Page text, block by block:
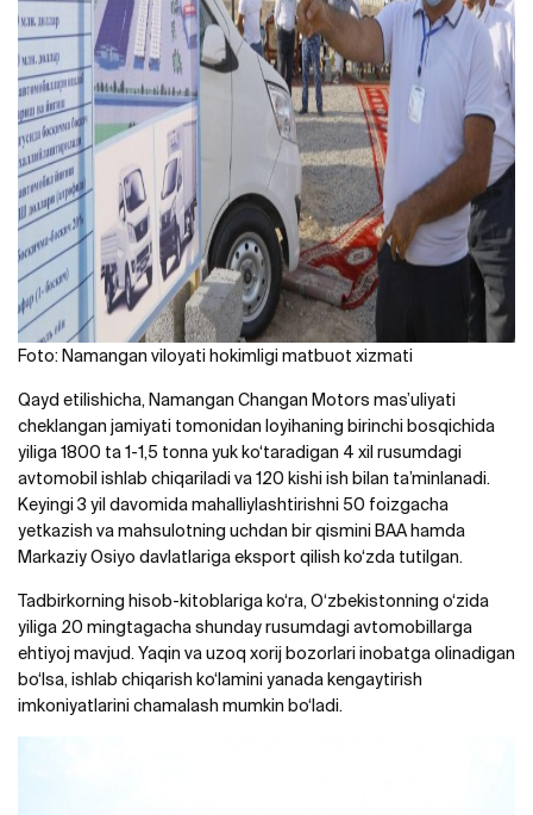
Foto: Namangan viloyati hokimligi matbuot xizmati
Qayd etilishicha, Namangan Changan Motors mas’uliyati
cheklangan jamiyati tomonidan loyihaning birinchi bosqichida
yiliga 1800 ta 1-1,5 tonna yuk ko‘taradigan 4 xil rusumdagi
avtomobil ishlab chiqariladi va 120 kishi ish bilan ta’minlanadi.
Keyingi 3 yil davomida mahalliylashtirishni 50 foizgacha
yetkazish va mahsulotning uchdan bir qismini BAA hamda
Markaziy Osiyo davlatlariga eksport qilish ko‘zda tutilgan.
Tadbirkorning hisob-kitoblariga ko‘ra, O‘zbekistonning o‘zida
yiliga 20 mingtagacha shunday rusumdagi avtomobillarga
ehtiyoj mavjud. Yaqin va uzoq xorij bozorlari inobatga olinadigan
bo‘lsa, ishlab chiqarish ko‘lamini yanada kengaytirish
imkoniyatlarini chamalash mumkin bo‘ladi.